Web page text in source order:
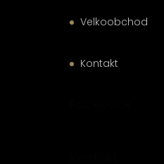
Velkoobchod
Kontakt